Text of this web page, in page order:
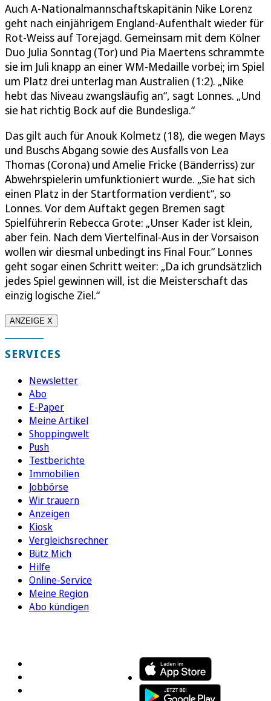
Auch A-Nationalmannschaftskapitänin Nike Lorenz
geht nach einjährigem England-Aufenthalt wieder für
Rot-Weiss auf Torejagd. Gemeinsam mit dem Kölner
Duo Julia Sonntag (Tor) und Pia Maertens schrammte
sie im Juli knapp an einer WM-Medaille vorbei; im Spiel
um Platz drei unterlag man Australien (1:2). „Nike
hebt das Niveau zwangsläufig an“, sagt Lonnes. „Und
sie hat richtig Bock auf die Bundesliga.“
Das gilt auch für Anouk Kolmetz (18), die wegen Mays
und Buschs Abgang sowie des Ausfalls von Lea
Thomas (Corona) und Amelie Fricke (Bänderriss) zur
Abwehrspielerin umfunktioniert wurde. „Sie hat sich
einen Platz in der Startformation verdient“, so
Lonnes. Vor dem Auftakt gegen Bremen sagt
Spielführerin Rebecca Grote: „Unser Kader ist klein,
aber fein. Nach dem Viertelfinal-Aus in der Vorsaison
wollen wir diesmal unbedingt ins Final Four.“ Lonnes
geht sogar einen Schritt weiter: „Da ich grundsätzlich
jedes Spiel gewinnen will, ist die Meisterschaft das
einzig logische Ziel.“
ANZEIGE X
SERVICES
Newsletter
Abo
E-Paper
Meine Artikel
Shoppingwelt
Push
Testberichte
Immobilien
Jobbörse
Wir trauern
Anzeigen
Kiosk
Vergleichsrechner
Bütz Mich
Hilfe
Online-Service
Meine Region
Abo kündigen